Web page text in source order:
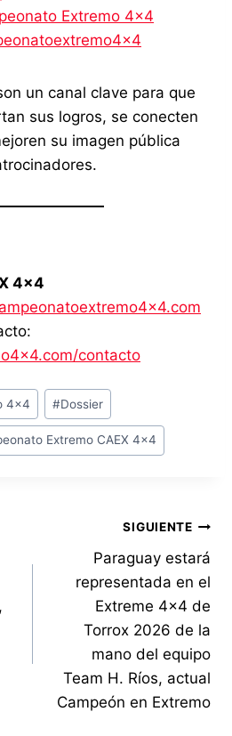
Extremo 4×4
un canal clave para que
sus logros, se conecten
su imagen pública
4×4
contacto
4x4 #Dossier
Extremo CAEX 4x4
SIGUIENTE
Paraguay estará
representada en el
Extreme 4×4 de
Torrox 2026 de la
mano del equipo
Team H. Ríos, actual
Campeón en Extremo